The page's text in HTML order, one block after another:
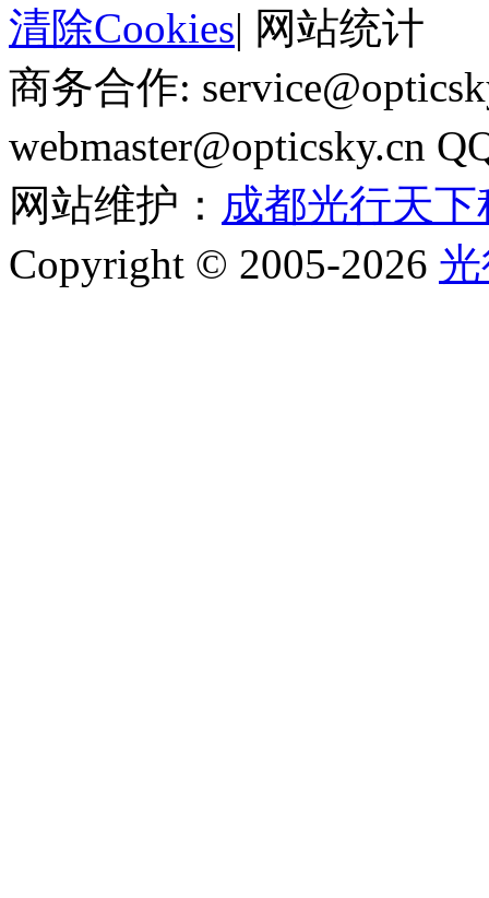
清除Cookies| 网站统计
商务合作:
webmaster@opticsky.cn
网站维护： 成都光行天
Copyright © 2005-2026